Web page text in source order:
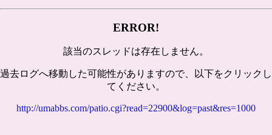
ERROR!
該当のスレッドは存在しません。
過去ログへ移動した可能性がありますので、以下をクリックし
てください。
http://umabbs.com/patio.cgi?read=22900&log=past&res=1000